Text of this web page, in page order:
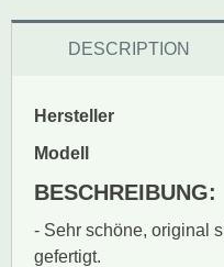
DESCRIPTION
Hersteller
Modell
BESCHREIBUNG:
- Sehr schöne, original
gefertigt.